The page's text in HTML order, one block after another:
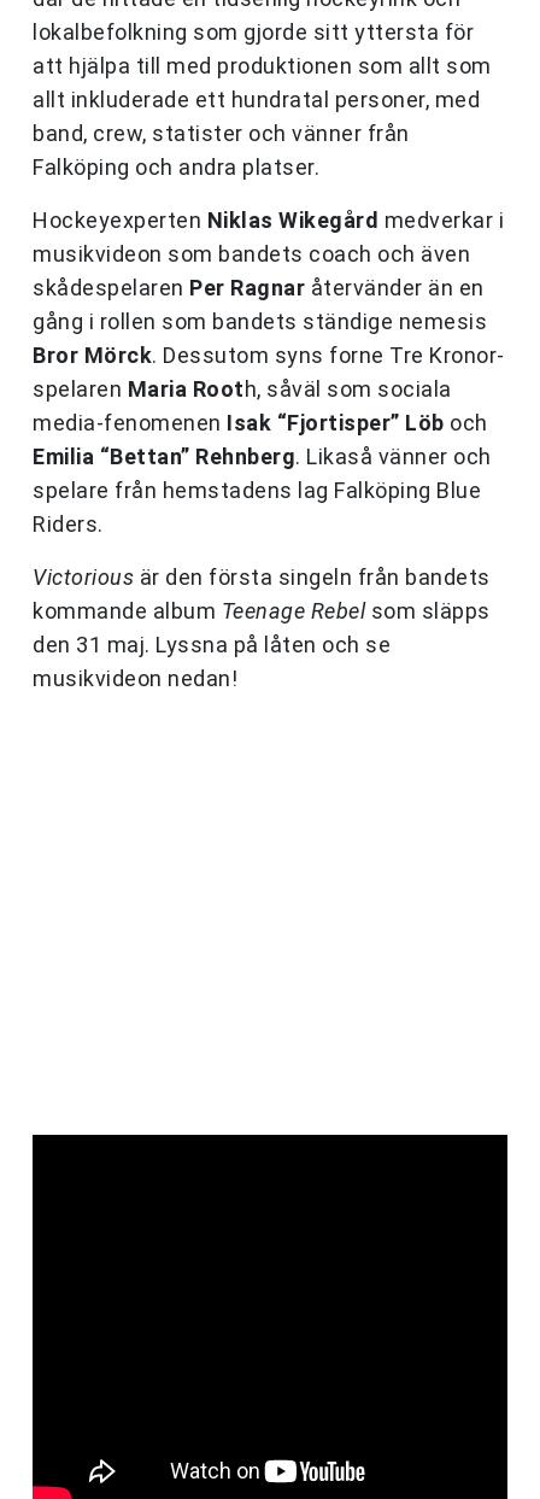
lokalbefolkning som gjorde sitt yttersta för
att hjälpa till med produktionen som allt som
allt inkluderade ett hundratal personer, med
band, crew, statister och vänner från
Falköping och andra platser.
Hockeyexperten Niklas Wikegård medverkar i
musikvideon som bandets coach och även
skådespelaren Per Ragnar återvänder än en
gång i rollen som bandets ständige nemesis
Bror Mörck. Dessutom syns forne Tre Kronor-
spelaren Maria Rooth, såväl som sociala
media-fenomenen Isak “Fjortisper” Löb och
Emilia “Bettan” Rehnberg. Likaså vänner och
spelare från hemstadens lag Falköping Blue
Riders.
Victorious är den första singeln från bandets
kommande album Teenage Rebelsom släpps
den 31 maj. Lyssna på låten och se
musikvideon nedan!